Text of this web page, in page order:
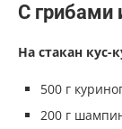
С грибами
На стакан кус-
500 г
200 г